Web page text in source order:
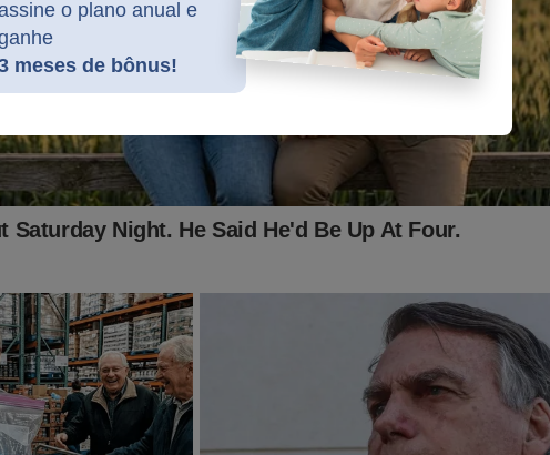
o plano anual e
meses de bônus!
TSE "quebrou as nossas pernas" determinando a "desmonetização" do
sem receber pelo nosso trabalho.
para continuar de pé.
R$ 11,99 mensais e tenha acesso exclusivo ao conteúdo destemido
A Verdade:
apresentacao
outra forma? Compre a camiseta "Impeachment Já! no Shopping